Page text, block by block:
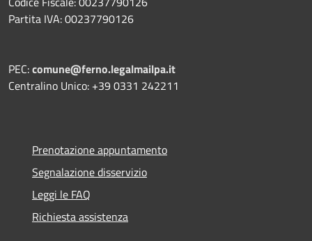
Partita IVA: 00237790126
PEC:comune@ferno.legalmailpa.it
Centralino Unico: +39 0331 242211
Prenotazione appuntamento
Segnalazione disservizio
Leggi le FAQ
Richiesta assistenza